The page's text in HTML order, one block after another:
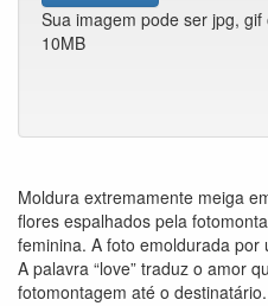
Sua imagem pode ser jpg,
10MB
Moldura extremamente meiga
flores espalhados pela
feminina. A foto emoldurada
A palavra “love” traduz o amor
fotomontagem até o destinatário.